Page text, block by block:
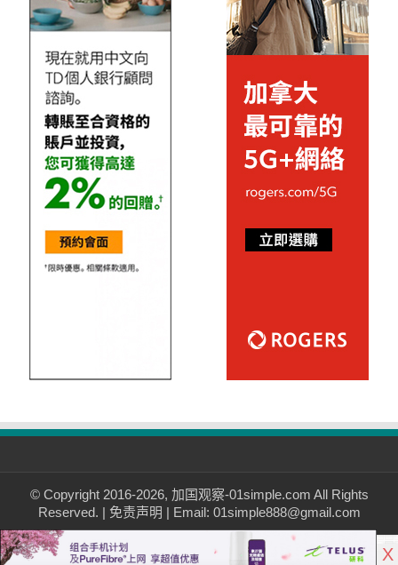
© Copyright 2016-2026, 加国观察-01simple.com All Rights
Reserved. | 免责声明 | Email: 01simple888@gmail.com
X